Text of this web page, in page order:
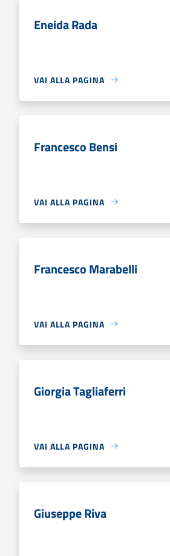
Eneida Rada
VAI ALLA PAGINA
Francesco Bensi
VAI ALLA PAGINA
Francesco Marabelli
VAI ALLA PAGINA
Giorgia Tagliaferri
VAI ALLA PAGINA
Giuseppe Riva